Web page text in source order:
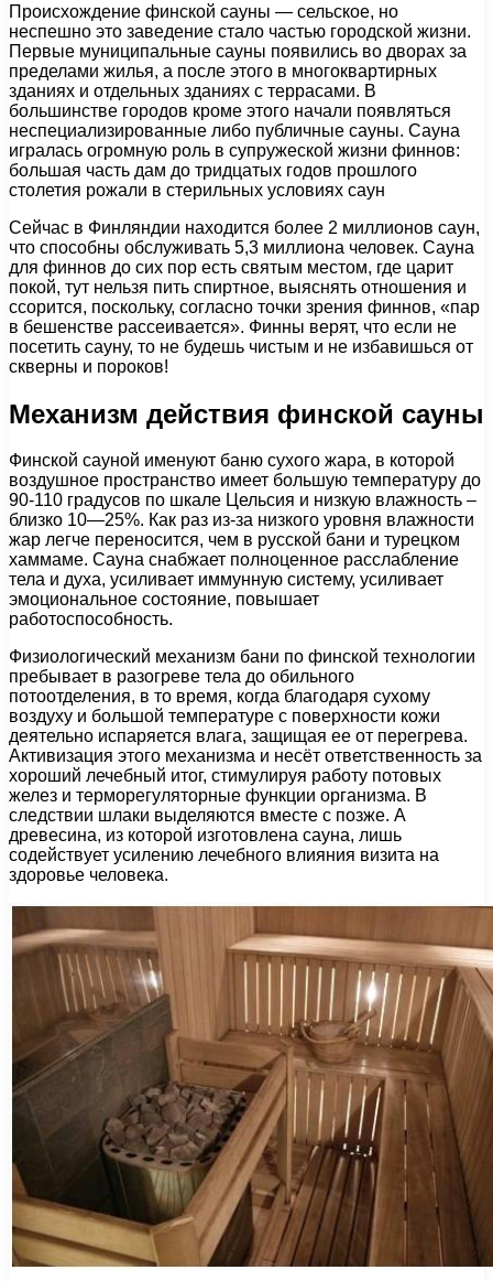
Происхождение финской сауны — сельское, но
неспешно это заведение стало частью городской жизни.
Первые муниципальные сауны появились во дворах за
пределами жилья, а после этого в многоквартирных
зданиях и отдельных зданиях с террасами. В
большинстве городов кроме этого начали появляться
неспециализированные либо публичные сауны. Сауна
игралась огромную роль в супружеской жизни финнов:
большая часть дам до тридцатых годов прошлого
столетия рожали в стерильных условиях саун
Сейчас в Финляндии находится более 2 миллионов саун,
что способны обслуживать 5,3 миллиона человек. Сауна
для финнов до сих пор есть святым местом, где царит
покой, тут нельзя пить спиртное, выяснять отношения и
ссорится, поскольку, согласно точки зрения финнов, «пар
в бешенстве рассеивается». Финны верят, что если не
посетить сауну, то не будешь чистым и не избавишься от
скверны и пороков!
Механизм действия финской сауны
Финской сауной именуют баню сухого жара, в которой
воздушное пространство имеет большую температуру до
90-110 градусов по шкале Цельсия и низкую влажность –
близко 10—25%. Как раз из-за низкого уровня влажности
жар легче переносится, чем в русской бани и турецком
хаммаме. Сауна снабжает полноценное расслабление
тела и духа, усиливает иммунную систему, усиливает
эмоциональное состояние, повышает
работоспособность.
Физиологический механизм бани по финской технологии
пребывает в разогреве тела до обильного
потоотделения, в то время, когда благодаря сухому
воздуху и большой температуре с поверхности кожи
деятельно испаряется влага, защищая ее от перегрева.
Активизация этого механизма и несёт ответственность за
хороший лечебный итог, стимулируя работу потовых
желез и терморегуляторные функции организма. В
следствии шлаки выделяются вместе с позже. А
древесина, из которой изготовлена сауна, лишь
содействует усилению лечебного влияния визита на
здоровье человека.